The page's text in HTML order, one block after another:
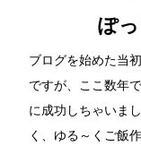
ぽ
ブログを始めた当
ですが、ここ数年
に成功しちゃいま
く、ゆる～くご飯